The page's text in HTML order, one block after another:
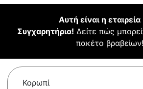
Αυτή είναι η
Συγχαρητήρια! Δείτε πώς
πακέτο βραβείων!
Κορωπί